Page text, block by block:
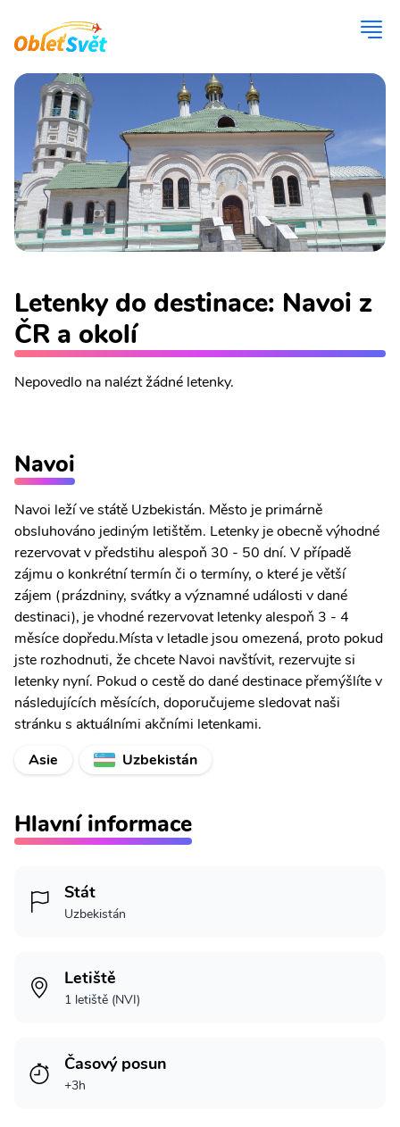
Letenky do destinace: Navoi z
ČR a okolí
Nepovedlo na nalézt žádné letenky.
Navoi
Navoi leží ve státě Uzbekistán. Město je primárně
obsluhováno jediným letištěm. Letenky je obecně výhodné
rezervovat v předstihu alespoň 30 - 50 dní. V případě
zájmu o konkrétní termín či o termíny, o které je větší
zájem (prázdniny, svátky a významné události v dané
destinaci), je vhodné rezervovat letenky alespoň 3 - 4
měsíce dopředu.Místa v letadle jsou omezená, proto pokud
jste rozhodnuti, že chcete Navoi navštívit, rezervujte si
letenky nyní. Pokud o cestě do dané destinace přemýšlíte v
následujících měsících, doporučujeme sledovat naši
stránku s aktuálními akčními letenkami.
Asie
Uzbekistán
Hlavní informace
Stát
Uzbekistán
Letiště
1 letiště (NVI)
Časový posun
+3h